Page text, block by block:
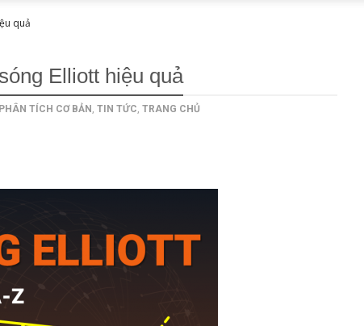
quả
Elliott hiệu quả
PHÂN TÍCH CƠ BẢN , TIN TỨC, TRANG CHỦ